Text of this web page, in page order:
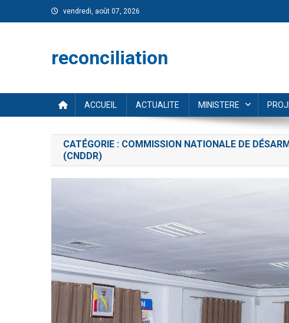
to
vendredi, août 07, 2026
reconciliation
ACCUEIL ACTUALITE MINISTERE
CATÉGORIE : COMMISSION NATIONALE DE
(CNDDR)